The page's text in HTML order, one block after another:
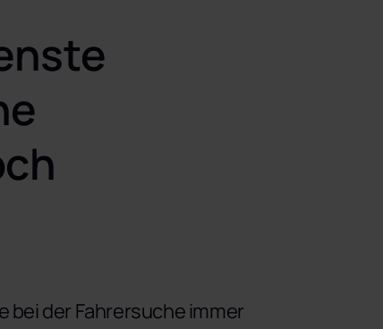
der Fahrersuche immer